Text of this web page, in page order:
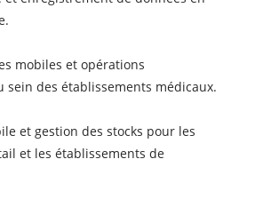
mobiles et opérations
sein des établissements médicaux.
et gestion des stocks pour les
et les établissements de